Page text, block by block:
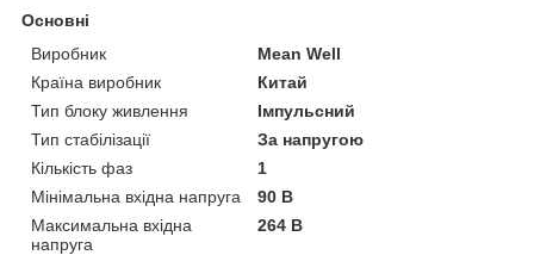
Основні
Виробник
Mean Well
Країна виробник
Китай
Тип блоку живлення
Імпульсний
Тип стабілізації
За напругою
Кількість фаз
1
Мінімальна вхідна напруга
90 В
Максимальна вхідна
напруга
264 В